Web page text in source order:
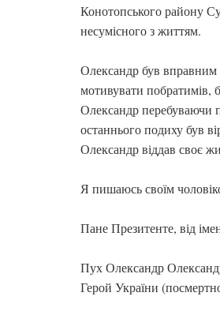
Конотопського району
несумісного з життям.
Олександр був вправним
мотивувати
Олександр перебуваючи
останнього подиху був
Олександр віддав своє
Я пишаюсь своїм
Пане Презитенте, від
Пух Олександр
Герой України